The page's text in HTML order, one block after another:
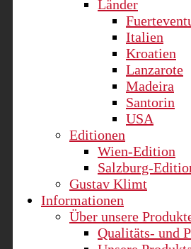
Länder
Italien
Kroatien
Lanzarote
Madeira
Santorin
USA
Editionen
Wien-Edition
Salzburg-
Gustav Klimt
Informationen
Über unsere
Qualitäts- und